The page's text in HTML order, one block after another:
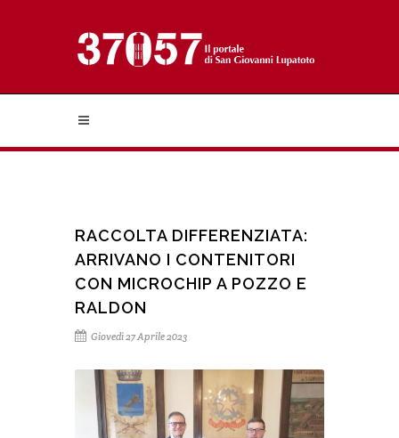
RACCOLTA DIFFERENZIATA:
ARRIVANO I CONTENITORI
CON MICROCHIP A POZZO E
RALDON
Giovedì 27 Aprile 2023